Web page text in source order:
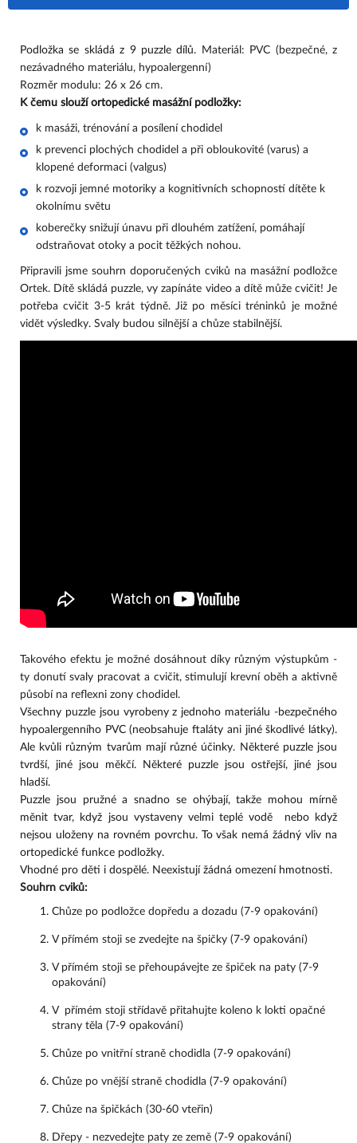
Podložka se skládá z 9 puzzle dílů.
Materiál: PVC (bezpečné, z
nezávadného materiálu, hypoalergenní)
Rozměr modulu: 26 x 26 cm.
K čemu slouží ortopedické masážní podložky:
k masáži, trénování a posílení chodidel
k prevenci plochých chodidel a při obloukovité (varus) a
klopené deformaci (valgus)
k rozvoji jemné motoriky a kognitivních schopností dítěte k
okolnímu světu
koberečky snižují únavu při dlouhém zatížení, pomáhají
odstraňovat otoky a pocit těžkých nohou.
Připravili jsme souhrn doporučených cviků na masážní podložce
Ortek. Dítě skládá puzzle, vy zapínáte video a dítě může cvičit! Je
potřeba cvičit 3-5 krát týdně. Již po měsíci tréninků je možné
vidět výsledky. Svaly budou silnější a chůze stabilnější.
Takového efektu je možné dosáhnout díky různým výstupkům -
ty donutí svaly pracovat a cvičit, stimulují krevní oběh a aktivně
působí na reflexni zony chodidel.
Všechny puzzle jsou vyrobeny z jednoho materiálu -bezpečného
hypoalergenního PVC (neobsahuje ftaláty ani jiné škodlivé látky).
Ale kvůli různým tvarům mají různé účinky. Některé puzzle jsou
tvrdší, jiné jsou měkčí. Některé puzzle jsou ostřejší, jiné jsou
hladší.
Puzzle jsou pružné a snadno se ohýbají, takže mohou mírně
měnit tvar, když jsou vystaveny velmi teplé vodě nebo když
nejsou uloženy na rovném povrchu. To však nemá žádný vliv na
ortopedické funkce podložky.
Vhodné pro děti i dospělé. Neexistují žádná omezení hmotnosti.
Souhrn cviků:
Chůze po podložce dopředu a dozadu (7-9 opakování)
V přímém stoji se zvedejte na špičky (7-9 opakování)
V přímém stoji se přehoupávejte ze špiček na paty (7-9
opakování)
V  přímém stoji střídavě přitahujte koleno k lokti opačné
strany těla (7-9 opakování)
Chůze po vnitřní straně chodidla (7-9 opakování)
Chůze po vnější straně chodidla (7-9 opakování)
Chůze na špičkách (30-60 vteřin)
Dřepy - nezvedejte paty ze země (7-9 opakování)